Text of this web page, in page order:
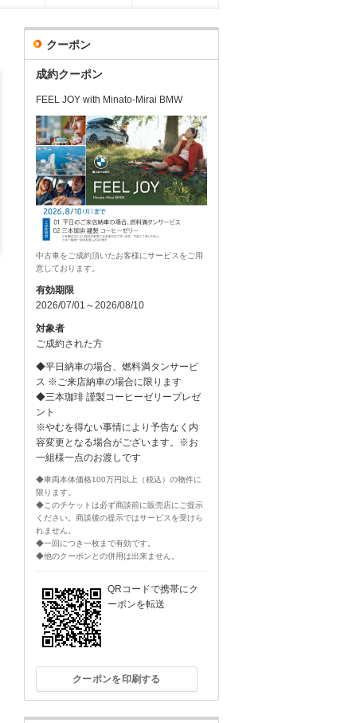
クーポン
成約クーポン
FEEL JOY with Minato-Mirai BMW
中古車をご成約頂いたお客様にサービスをご用
意しております。
有効期限
2026/07/01～2026/08/10
対象者
ご成約された方
◆平日納車の場合、燃料満タンサービ
ス ※ご来店納車の場合に限ります
◆三本珈琲 謹製コーヒーゼリープレゼ
ント
※やむを得ない事情により予告なく内
容変更となる場合がございます。※お
一組様一点のお渡しです
◆車両本体価格100万円以上（税込）の物件に
限ります。
◆このチケットは必ず商談前に販売店にご提示
ください。商談後の提示ではサービスを受けら
れません。
◆一回につき一枚まで有効です。
◆他のクーポンとの併用は出来ません。
QRコードで携帯にク
ーポンを転送
クーポンを印刷する